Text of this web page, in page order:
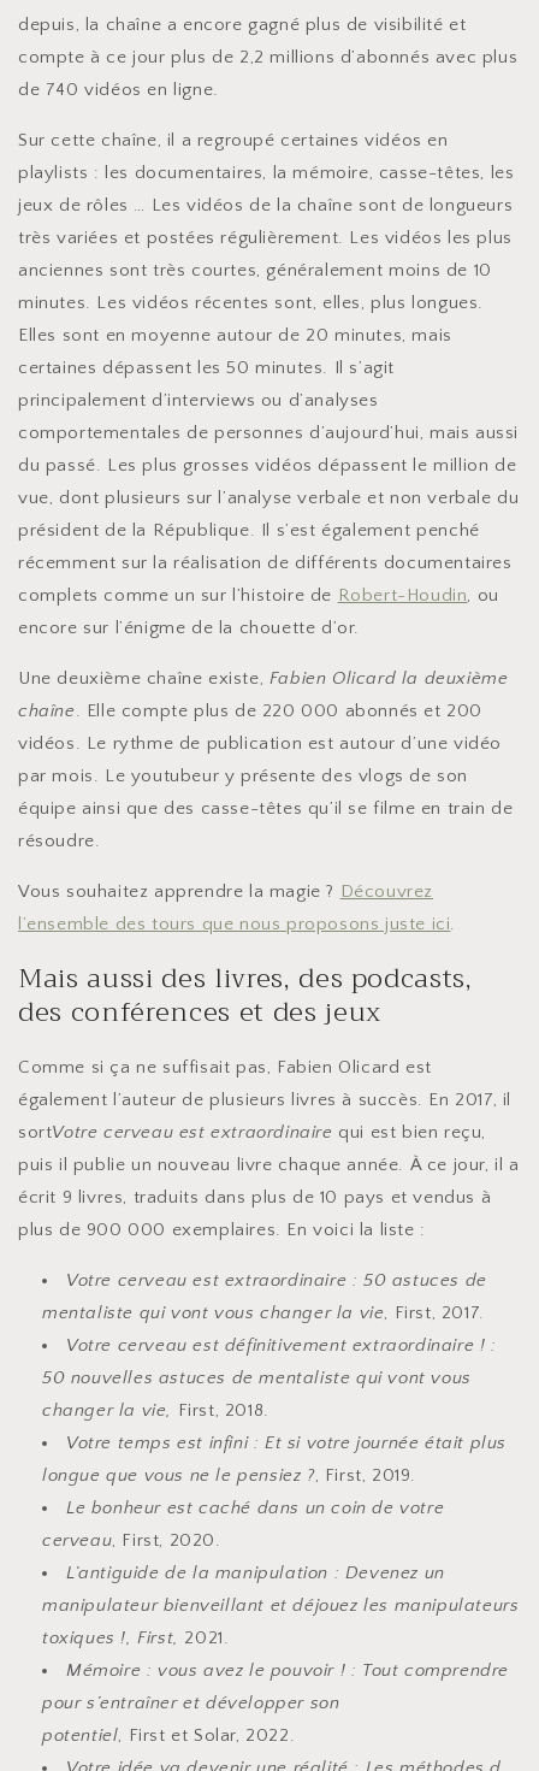
depuis, la chaîne a encore gagné plus de visibilité et
compte à ce jour plus de 2,2 millions d’abonnés avec plus
de 740 vidéos en ligne.
Sur cette chaîne, il a regroupé certaines vidéos en
playlists : les documentaires, la mémoire, casse-têtes, les
jeux de rôles … Les vidéos de la chaîne sont de longueurs
très variées et postées régulièrement. Les vidéos les plus
anciennes sont très courtes, généralement moins de 10
minutes. Les vidéos récentes sont, elles, plus longues.
Elles sont en moyenne autour de 20 minutes, mais
certaines dépassent les 50 minutes. Il s’agit
principalement d’interviews ou d’analyses
comportementales de personnes d’aujourd’hui, mais aussi
du passé. Les plus grosses vidéos dépassent le million de
vue, dont plusieurs sur l’analyse verbale et non verbale du
président de la République. Il s’est également penché
récemment sur la réalisation de différents documentaires
complets comme un sur l’histoire de Robert-Houdin, ou
encore sur l’énigme de la chouette d’or.
Une deuxième chaîne existe, Fabien Olicard la deuxième
chaîne. Elle compte plus de 220 000 abonnés et 200
vidéos. Le rythme de publication est autour d’une vidéo
par mois. Le youtubeur y présente des vlogs de son
équipe ainsi que des casse-têtes qu’il se filme en train de
résoudre.
Vous souhaitez apprendre la magie ? Découvrez
l’ensemble des tours que nous proposons juste ici.
Mais aussi des livres, des podcasts,
des conférences et des jeux
Comme si ça ne suffisait pas, Fabien Olicard est
également l’auteur de plusieurs livres à succès. En 2017, il
sortVotre cerveau est extraordinaire qui est bien reçu,
puis il publie un nouveau livre chaque année. À ce jour, il a
écrit 9 livres, traduits dans plus de 10 pays et vendus à
plus de 900 000 exemplaires. En voici la liste :
Votre cerveau est extraordinaire : 50 astuces de
mentaliste qui vont vous changer la vie, First, 2017.
Votre cerveau est définitivement extraordinaire ! :
50 nouvelles astuces de mentaliste qui vont vous
changer la vie, First, 2018.
Votre temps est infini : Et si votre journée était plus
longue que vous ne le pensiez ?, First, 2019.
Le bonheur est caché dans un coin de votre
cerveau, First, 2020.
L’antiguide de la manipulation : Devenez un
manipulateur bienveillant et déjouez les manipulateurs
toxiques !, First, 2021.
Mémoire : vous avez le pouvoir ! : Tout comprendre
pour s’entraîner et développer son
potentiel, First et Solar, 2022.